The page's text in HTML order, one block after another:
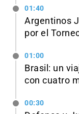
01:40
Argentinos
por el
01:00
Brasil: un
con cuatro
00:30